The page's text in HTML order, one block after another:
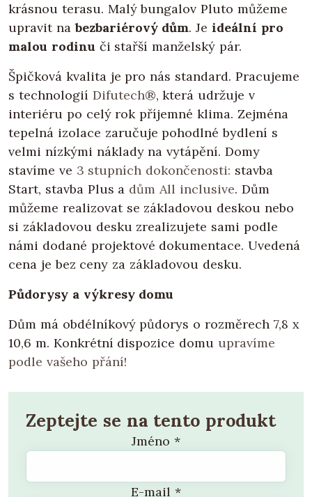
krásnou terasu. Malý bungalov Pluto můžeme
upravit nabezbariérový dům. Jeideální pro
malou rodinu či stařší manželský pár.
Špičková kvalita je pro nás standard. Pracujeme
s technologií Difutech®, která udržuje v
interiéru po celý rok příjemné klima. Zejména
tepelná izolace zaručuje pohodlné bydlení s
velmi nízkými náklady na vytápění. Domy
stavíme ve 3 stupních dokončenosti: stavba
Start, stavba Plus a dům All inclusive. Dům
můžeme realizovat se základovou deskou nebo
si základovou desku zrealizujete sami podle
námi dodané projektové dokumentace. Uvedená
cena je bez ceny za základovou desku.
Půdorysy a výkresy domu
Dům má obdélníkový půdorys o rozměrech 7,8 x
10,6 m. Konkrétní dispozice domu upravíme
podle vašeho přání!
Zeptejte se na tento produkt
Jméno *
E-mail *